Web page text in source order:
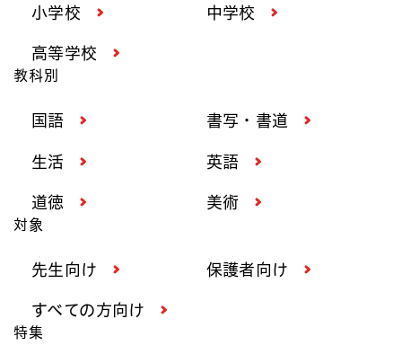
小学校 中学校
高等学校
教科別
国語 書写・書道
生活 英語
道徳 美術
対象
先生向け 保護者向け
すべての方向け
特集